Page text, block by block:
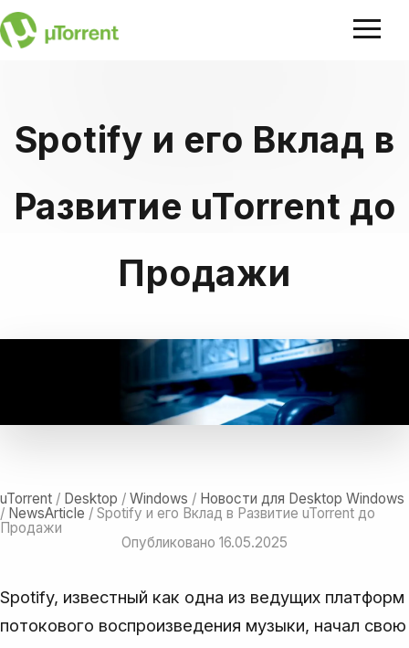
Spotify и его Вклад в
Развитие uTorrent до
Продажи
uTorrent / Desktop / Windows / Новости для Desktop Windows
/ NewsArticle / Spotify и его Вклад в Развитие uTorrent до
Продажи
Опубликовано 16.05.2025
Spotify, известный как одна из ведущих платформ
потокового воспроизведения музыки, начал свою